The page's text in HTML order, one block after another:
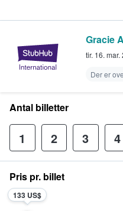
Gracie
tir. 16. mar.
Der er
Antal billetter
1 2 3 4
Pris pr. billet
133 US$